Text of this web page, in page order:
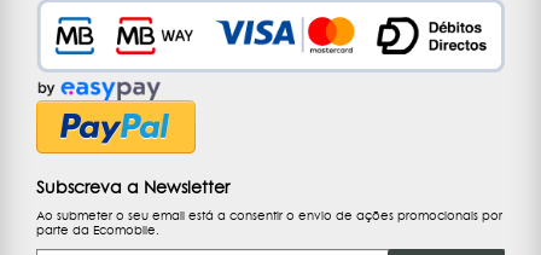
Subscreva a Newsletter
Ao submeter o seu email está a consentir o envio de ações promocionais por
parte da Ecomobile.